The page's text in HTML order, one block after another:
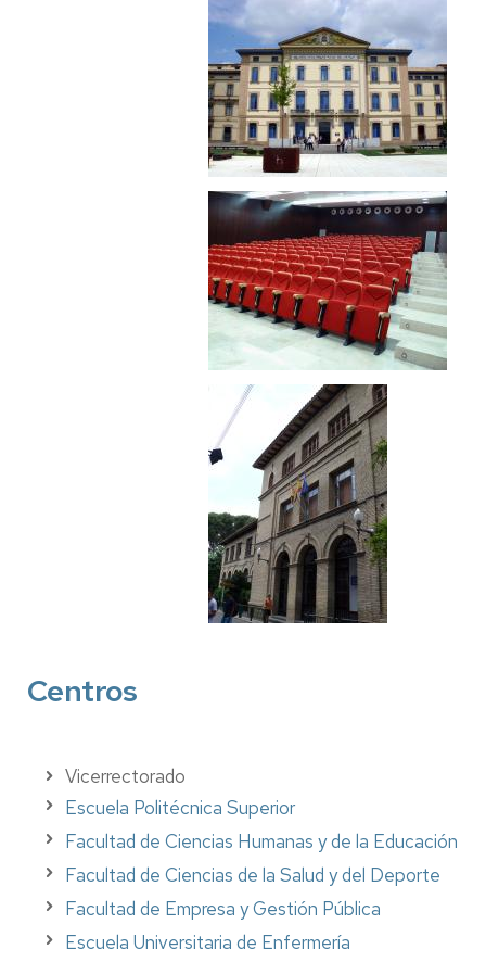
Centros
Vicerrectorado
Escuela Politécnica Superior
Facultad de Ciencias Humanas y de la Educación
Facultad de Ciencias de la Salud y del Deporte
Facultad de Empresa y Gestión Pública
Escuela Universitaria de Enfermería